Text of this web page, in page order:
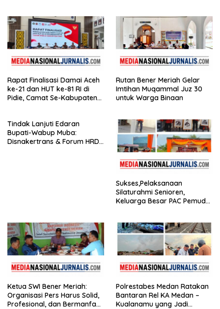
Rapat Finalisasi Damai Aceh
ke-21 dan HUT ke-81 RI di
Pidie, Camat Se-Kabupaten
Rutan Bener Meriah Gelar
Imtihan Muqammal Juz 30
untuk Warga Binaan
Tindak Lanjuti Edaran
Bupati-Wabup Muba:
Disnakertrans & Forum HRD
Sukses,Pelaksanaan
Silaturahmi Senioren,
Keluarga Besar PAC Pemuda
Ketua SWI Bener Meriah:
Organisasi Pers Harus Solid,
Profesional, dan Bermanfaat
Polrestabes Medan Ratakan
Bantaran Rel KA Medan –
Kualanamu yang Jadi